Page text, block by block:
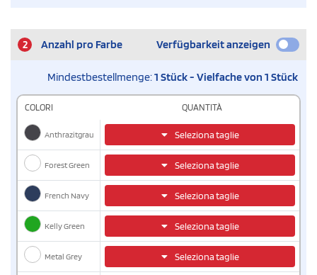
2 Anzahl pro Farbe Verfügbarkeit anzeigen
Mindestbestellmenge:1 Stück - Vielfache von 1 Stück
COLORI QUANTITÀ
Anthrazitgrau Seleziona taglie
Forest Green Seleziona taglie
French Navy Seleziona taglie
Kelly Green Seleziona taglie
Metal Grey Seleziona taglie